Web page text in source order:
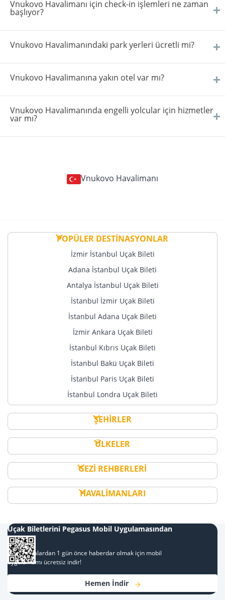
Vnukovo Havalimanı için check-in işlemleri ne zaman
başlıyor?
Vnukovo Havalimanındaki park yerleri ücretli mi?
Vnukovo Havalimanına yakın otel var mı?
Vnukovo Havalimanında engelli yolcular için hizmetler
var mı?
Vnukovo Havalimanı
POPÜLER DESTİNASYONLAR
İzmir İstanbul Uçak Bileti
Adana İstanbul Uçak Bileti
Antalya İstanbul Uçak Bileti
İstanbul İzmir Uçak Bileti
İstanbul Adana Uçak Bileti
İzmir Ankara Uçak Bileti
İstanbul Kıbrıs Uçak Bileti
İstanbul Bakü Uçak Bileti
İstanbul Paris Uçak Bileti
İstanbul Londra Uçak Bileti
ŞEHİRLER
ÜLKELER
GEZİ REHBERLERİ
HAVALİMANLARI
Uçak Biletlerini Pegasus Mobil Uygulamasından
Al
Kampanyalardan 1 gün önce haberdar olmak için mobil
uygulamamı ücretsiz indir!
Hemen İndir